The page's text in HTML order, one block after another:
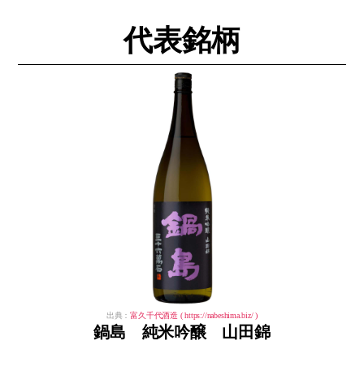
代表銘柄
出典：富久千代酒造 ( https://nabeshima.biz/ )
鍋島 純米吟醸 山田錦